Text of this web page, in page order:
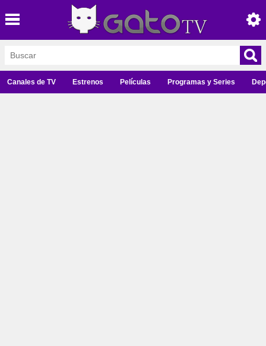
Canales de TV Estrenos Películas Programas y Series